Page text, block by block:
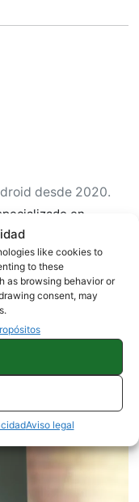
like cookies to
to these
as browsing behavior or
consent, may
Aviso legal
desde 2020.
en
vive por y para
y es redactor sobre
smartphones,
una pantalla. Ha
marcas, y es
Síguelo